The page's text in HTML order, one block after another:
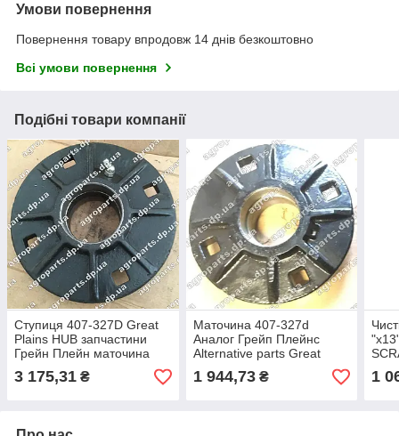
Умови повернення
Повернення товару впродовж 14 днів безкоштовно
Всі умови повернення
Подібні товари компанії
Ступиця 407-327D Great
Plains HUB запчастини
Грейн Плейн маточина
407-327d
3 175,31 ₴
Маточина 407-327d
Аналог Грейп Плейнс
Alternative parts Great
Plains HUB ступиця 407-
327д
1 944,73₴ 1